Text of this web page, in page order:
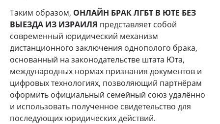
Таким образом, ОНЛАЙН БРАК ЛГБТ В ЮТЕ БЕЗ
ВЫЕЗДА ИЗ ИЗРАИЛЯ представляет собой
современный юридический механизм
дистанционного заключения однополого брака,
основанный на законодательстве штата Юта,
международных нормах признания документов и
цифровых технологиях, позволяющий партнёрам
оформить официальный семейный союз удалённо
и использовать полученное свидетельство для
последующих юридических действий.